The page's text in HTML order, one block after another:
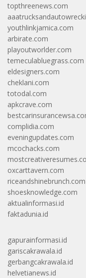
topthreenews.com
youthlinkjamica.com
arbirate.com
playoutworlder.com
temeculabluegrass.com
eldesigners.com
cheklani.com
totodal.com
apkcrave.com
complidia.com
eveningupdates.com
mcochacks.com
oxcarttavern.com
riceandshinebrunch.com
shoesknowledge.com
aktualinformasi.id
faktadunia.id
gapurainformasi.id
gariscakrawala.id
gerbangcakrawala.id
helvetianews.id